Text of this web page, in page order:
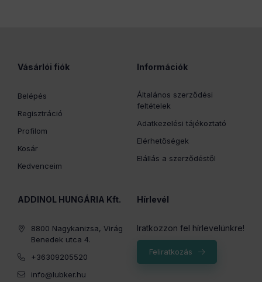
Vásárlói fiók
Belépés
Regisztráció
Profilom
Kosár
Kedvenceim
Információk
Általános szerződési
feltételek
Adatkezelési tájékoztató
Elérhetőségek
Elállás a szerződéstől
ADDINOL HUNGÁRIA Kft.
8800 Nagykanizsa, Virág
Benedek utca 4.
+36309205520
info@lubker.hu
Hírlevél
Iratkozzon fel hírlevelünkre!
Feliratkozás